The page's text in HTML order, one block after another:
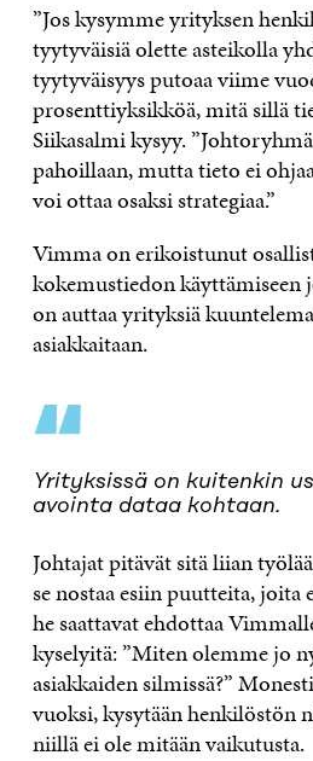
”Jos kysymme yrityksen
tyytyväisiä olette asteikolla
tyytyväisyys putoaa viime
prosenttiyksikköä, mitä sillä
Siikasalmi kysyy.
pahoillaan, mutta tieto ei
voi ottaa osaksi strategiaa.”
Vimma on erikoistunut
kokemustiedon käyttämiseen
on auttaa yrityksiä
asiakkaitaan.
“
Yrityksissä on kuitenkin
avointa dataa kohtaan.
Johtajat pitävät sitä liian
se nostaa esiin puutteita, joita
he saattavat ehdottaa
kyselyitä: ”Miten olemme jo
asiakkaiden silmissä?”
vuoksi, kysytään henkilöstön
niillä ei ole mitään vaikutusta.